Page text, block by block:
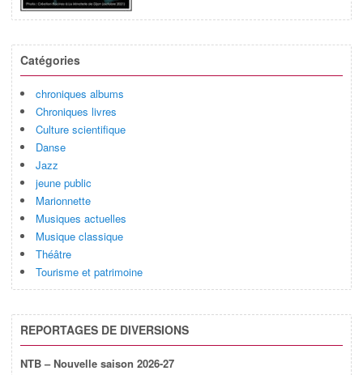
Catégories
chroniques albums
Chroniques livres
Culture scientifique
Danse
Jazz
jeune public
Marionnette
Musiques actuelles
Musique classique
Théâtre
Tourisme et patrimoine
REPORTAGES DE DIVERSIONS
NTB – Nouvelle saison 2026-27